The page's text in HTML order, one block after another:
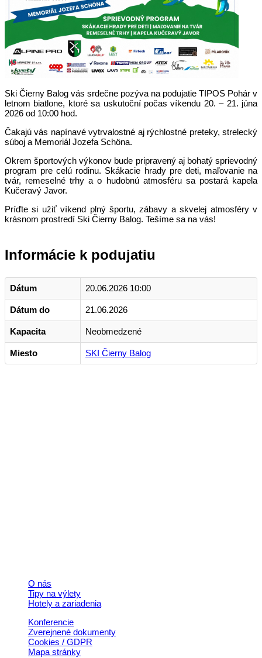
Ski Čierny Balog vás srdečne pozýva na podujatie TIPOS Pohár v
letnom biatlone, ktoré sa uskutoční počas víkendu 20. – 21. júna
2026 od 10:00 hod.
Čakajú vás napínavé vytrvalostné aj rýchlostné preteky, strelecký
súboj a Memoriál Jozefa Schöna.
Okrem športových výkonov bude pripravený aj bohatý sprievodný
program pre celú rodinu. Skákacie hrady pre deti, maľovanie na
tvár, remeselné trhy a o hudobnú atmosféru sa postará kapela
Kučeravý Javor.
Príďte si užiť víkend plný športu, zábavy a skvelej atmosféry v
krásnom prostredí Ski Čierny Balog. Tešíme sa na vás!
Informácie k podujatiu
Dátum 20.06.2026 10:00
Dátum do 21.06.2026
Kapacita Neobmedzené
Miesto SKI Čierny Balog
O nás
Tipy na výlety
Hotely a zariadenia
Konferencie
Zverejnené dokumenty
Cookies / GDPR
Mapa stránky